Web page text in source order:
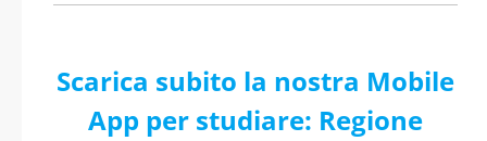
Scarica subito la nostra Mobile
App per studiare: Regione